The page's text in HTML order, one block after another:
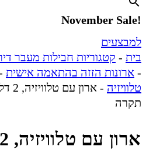
!November Sale
למבצעים
בית - קטגוריות חבילות מעבר
- ארונות הזזה בהתאמה אישית
טלוויזיה -
תקרה